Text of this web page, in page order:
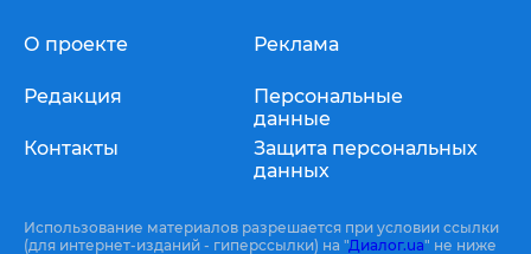
О проекте
Редакция
Контакты
Реклама
Персональные
данные
Защита персональных
данных
Использование материалов разрешается при условии ссылки
(для интернет-изданий - гиперссылки) на "Диалог.ua" не ниже